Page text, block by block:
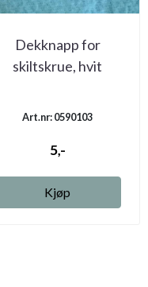
Dekknapp for
skiltskrue, hvit
Art.nr: 0590103
5,-
Kjøp